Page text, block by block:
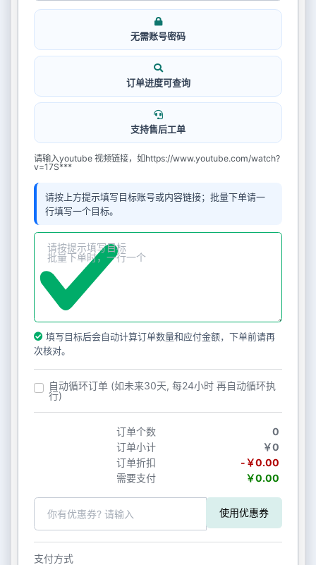
无需账号密码
订单进度可查询
支持售后工单
请输入youtube 视频链接，如https://www.youtube.com/watch?
v=17S***
请按上方提示填写目标账号或内容链接；批量下单请一
行填写一个目标。
填写目标后会自动计算订单数量和应付金额，下单前请再
次核对。
自动循环订单 (如未来30天, 每24小时 再自动循环执
行)
订单个数
0
订单小计
￥0
订单折扣
-￥0.00
需要支付
￥0.00
使用优惠券
支付方式